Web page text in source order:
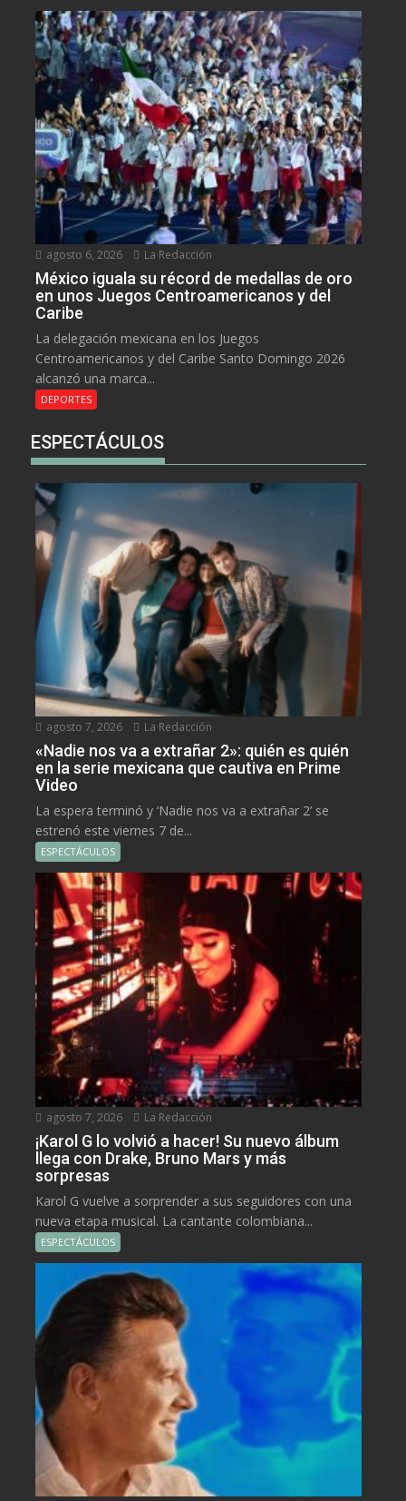
agosto 6, 2026 La Redacción
México iguala su récord de medallas de oro
en unos Juegos Centroamericanos y del
Caribe
La delegación mexicana en los Juegos
Centroamericanos y del Caribe Santo Domingo 2026
alcanzó una marca...
DEPORTES
ESPECTÁCULOS
agosto 7, 2026 La Redacción
«Nadie nos va a extrañar 2»: quién es quién
en la serie mexicana que cautiva en Prime
Video
La espera terminó y ‘Nadie nos va a extrañar 2’ se
estrenó este viernes 7 de...
ESPECTÁCULOS
agosto 7, 2026 La Redacción
¡Karol G lo volvió a hacer! Su nuevo álbum
llega con Drake, Bruno Mars y más
sorpresas
Karol G vuelve a sorprender a sus seguidores con una
nueva etapa musical. La cantante colombiana...
ESPECTÁCULOS